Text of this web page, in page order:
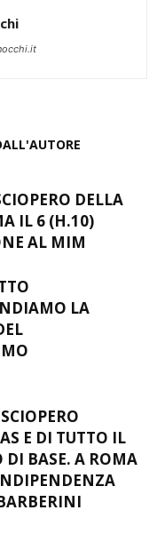
DELLA
IL 6 (H.10)
AL MIM
LA
E DI TUTTO IL
BASE. A ROMA